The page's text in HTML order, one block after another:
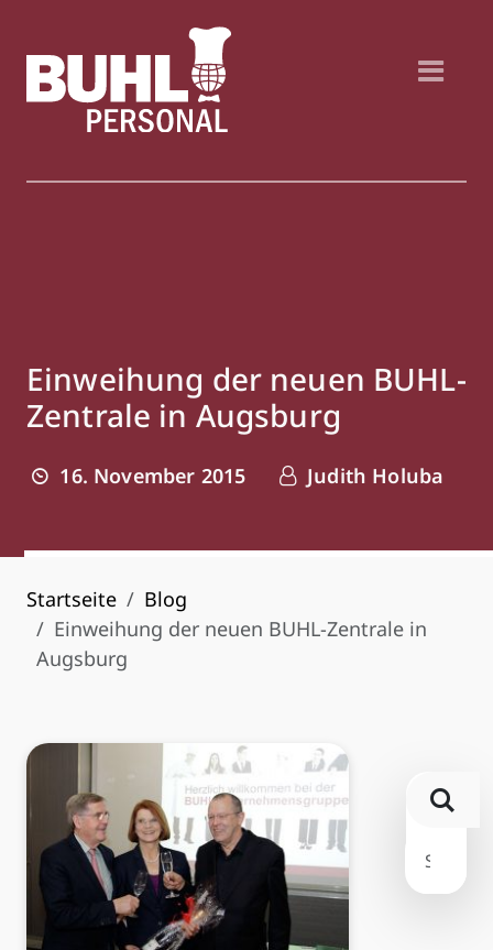
Einweihung der neuen BUHL-
Zentrale in Augsburg
16. November 2015 Judith Holuba
Startseite
Blog
Einweihung der neuen BUHL-Zentrale in
Augsburg